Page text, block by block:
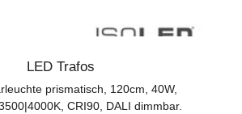
LED Trafos
prismatisch, 120cm, 40W,
CRI90, DALI dimmbar.